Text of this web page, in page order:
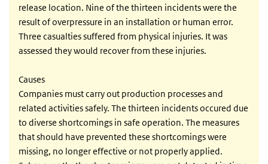
release location. Nine of the thirteen incidents were the
result of overpressure in an installation or human error.
Three casualties suffered from physical injuries. It was
assessed they would recover from these injuries.
Causes
Companies must carry out production processes and
related activities safely. The thirteen incidents occured due
to diverse shortcomings in safe operation. The measures
that should have prevented these shortcomings were
missing, no longer effective or not properly applied.